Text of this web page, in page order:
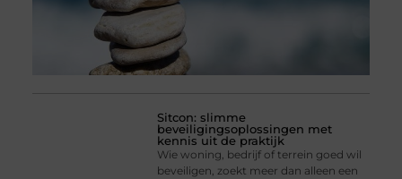
Sitcon: slimme
beveiligingsoplossingen met
kennis uit de praktijk
Wie woning, bedrijf of terrein goed wil
beveiligen, zoekt meer dan alleen een